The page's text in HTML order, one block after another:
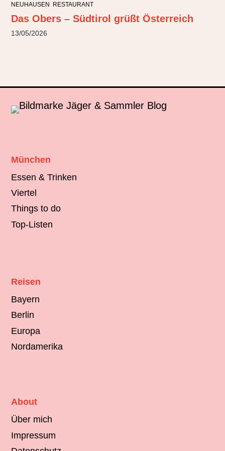
NEUHAUSEN RESTAURANT
Das Obers – Südtirol grüßt Österreich
13/05/2026
München
Essen & Trinken
Viertel
Things to do
Top-Listen
Reisen
Bayern
Berlin
Europa
Nordamerika
About
Über mich
Impressum